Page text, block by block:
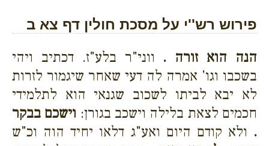
פירוש רש''י על מסכת חולין דף צא ב
הנה הוא זורה . ווני"ר בלע"ז. דכתיב ויהי
בשכבו וגו' אמרה לה דעי שאחר שיגמור לזרות
לא יבא לביתו לשכוב שגנאי הוא לתלמידי
חכמים לצאת בלילה וישכב בגורן: וישכם בבקר
. ולא קודם היום ואע"ג דלאו יחיד הוה וכ"ש